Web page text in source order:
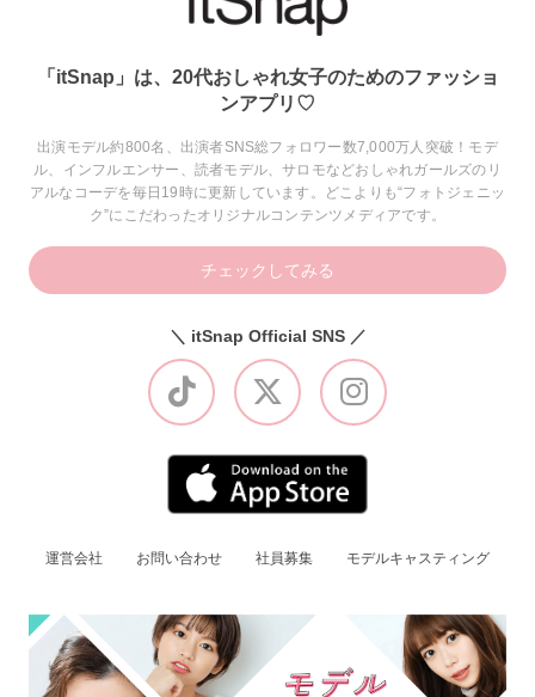
「itSnap」は、20代おしゃれ女子のためのファッショ
ンアプリ♡
出演モデル約800名、出演者SNS総フォロワー数7,000万人突破！モデ
ル、インフルエンサー、読者モデル、サロモなどおしゃれガールズのリ
アルなコーデを毎日19時に更新しています。どこよりも“フォトジェニッ
ク”にこだわったオリジナルコンテンツメディアです。
チェックしてみる
＼ itSnap Official SNS ／
運営会社 お問い合わせ 社員募集 モデルキャスティング